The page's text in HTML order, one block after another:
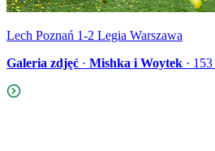
Lech Poznań 1-2 Legia Warszawa
Galeria zdjęć · Mishka i Woytek · 153